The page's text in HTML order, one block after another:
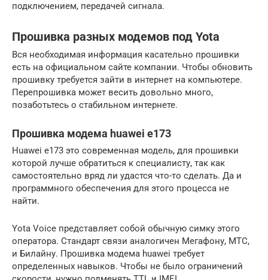
подключением, передачей сигнала.
Прошивка разных модемов под Yota
Вся необходимая информация касательно прошивки
есть на официальном сайте компании. Чтобы обновить
прошивку требуется зайти в интернет на компьютере.
Перепрошивка может весить довольно много,
позаботьтесь о стабильном интернете.
Прошивка модема huawei e173
Huawei e173 это современная модель, для прошивки
которой лучше обратиться к специалисту, так как
самостоятельно вряд ли удастся что-то сделать. Да и
программного обеспечения для этого процесса не
найти.
Yota Voice представляет собой обычную симку этого
оператора. Стандарт связи аналогичен Мегафону, МТС,
и Билайну. Прошивка модема huawei требует
определенных навыков. Чтобы не было ограничений